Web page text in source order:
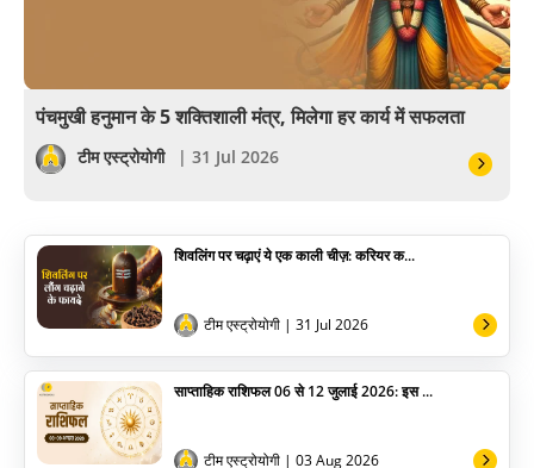
सेलिब्रिटी
योग
अन्य
पंचमुखी हनुमान के 5 शक्तिशाली मंत्र, मिलेगा हर कार्य में सफलता
टीम एस्ट्रोयोगी | 31 Jul 2026
शिवलिंग पर चढ़ाएं ये एक काली चीज़: करियर क...
टीम एस्ट्रोयोगी | 31 Jul 2026
साप्ताहिक राशिफल 06 से 12 जुलाई 2026: इस ...
टीम एस्ट्रोयोगी | 03 Aug 2026